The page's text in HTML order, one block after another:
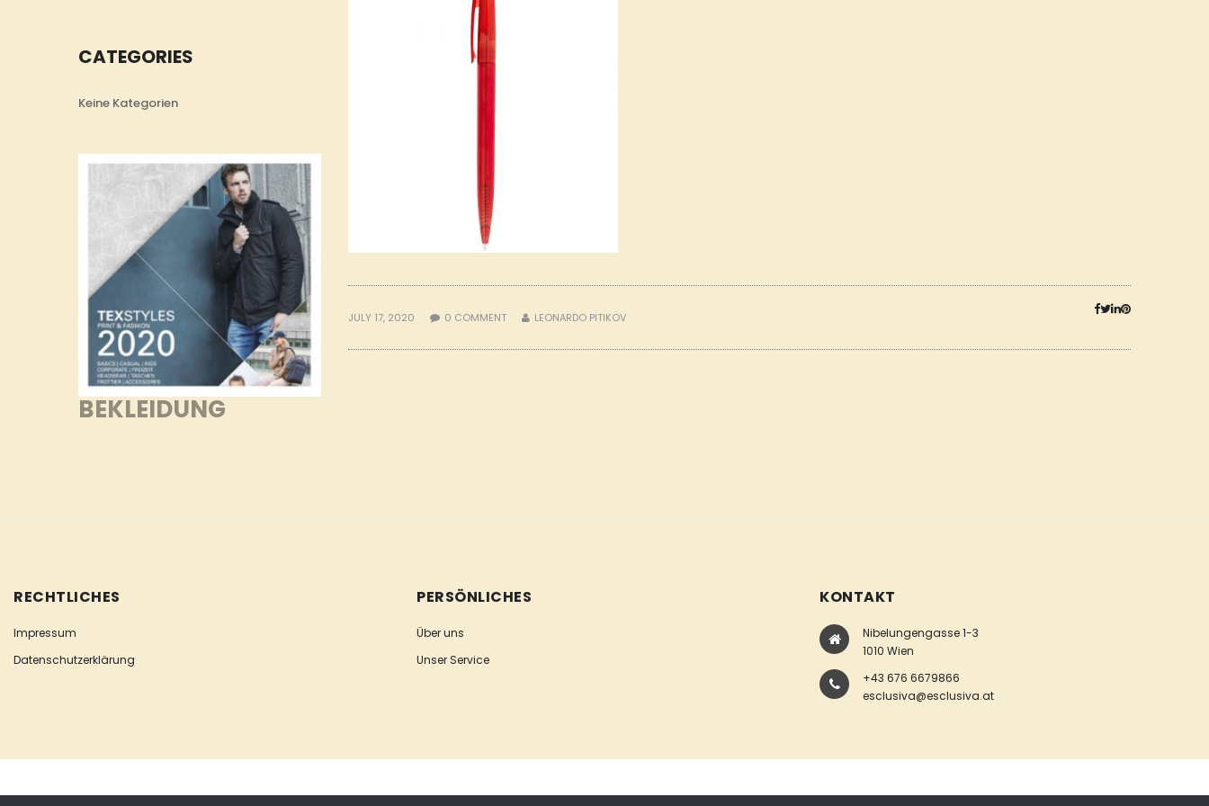
CATEGORIES
Keine Kategorien
BEKLEIDUNG
JULY 17, 2020 0 COMMENT LEONARDO PITIKOV
RECHTLICHES
Impressum
Datenschutzerklärung
PERSÖNLICHES
Über uns
Unser Service
KONTAKT
Nibelungengasse 1-3
1010 Wien
+43 676 6679866
esclusiva@esclusiva.at